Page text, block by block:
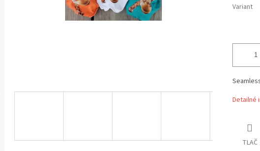
Variant
Detailné
TLAČ